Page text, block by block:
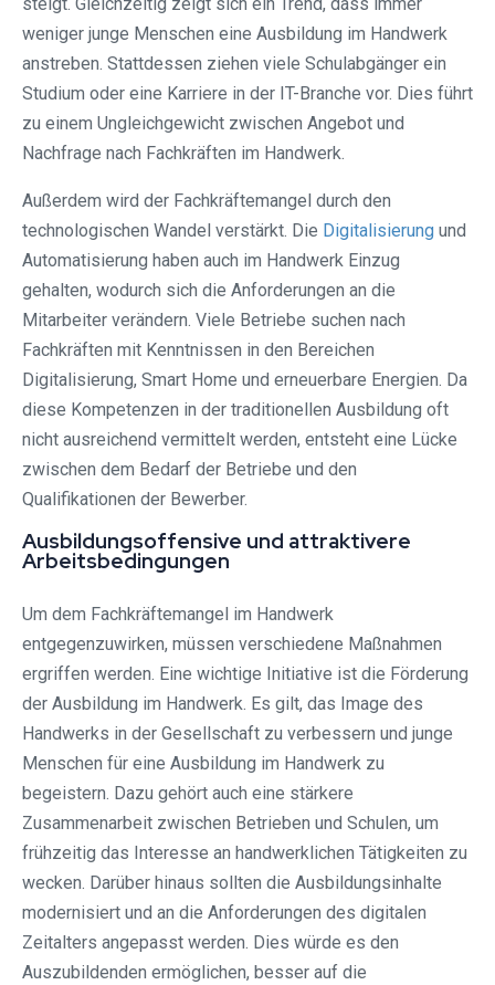
weniger junge Menschen eine Ausbildung im Handwerk
anstreben. Stattdessen ziehen viele Schulabgänger ein
Studium oder eine Karriere in der IT-Branche vor. Dies führt
zu einem Ungleichgewicht zwischen Angebot und
Nachfrage nach Fachkräften im Handwerk.
Außerdem wird der Fachkräftemangel durch den
technologischen Wandel verstärkt. Die Digitalisierung und
Automatisierung haben auch im Handwerk Einzug
gehalten, wodurch sich die Anforderungen an die
Mitarbeiter verändern. Viele Betriebe suchen nach
Fachkräften mit Kenntnissen in den Bereichen
Digitalisierung, Smart Home und erneuerbare Energien. Da
diese Kompetenzen in der traditionellen Ausbildung oft
nicht ausreichend vermittelt werden, entsteht eine Lücke
zwischen dem Bedarf der Betriebe und den
Qualifikationen der Bewerber.
Ausbildungsoffensive und attraktivere
Arbeitsbedingungen
Um dem Fachkräftemangel im Handwerk
entgegenzuwirken, müssen verschiedene Maßnahmen
ergriffen werden. Eine wichtige Initiative ist die Förderung
der Ausbildung im Handwerk. Es gilt, das Image des
Handwerks in der Gesellschaft zu verbessern und junge
Menschen für eine Ausbildung im Handwerk zu
begeistern. Dazu gehört auch eine stärkere
Zusammenarbeit zwischen Betrieben und Schulen, um
frühzeitig das Interesse an handwerklichen Tätigkeiten zu
wecken. Darüber hinaus sollten die Ausbildungsinhalte
modernisiert und an die Anforderungen des digitalen
Zeitalters angepasst werden. Dies würde es den
Auszubildenden ermöglichen, besser auf die